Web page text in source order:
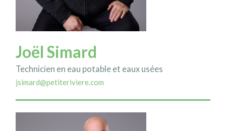
Joël Simard
Technicien en eau potable et eaux usées
jsimard@petiteriviere.com